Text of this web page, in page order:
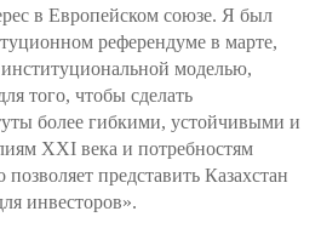
в Европейском союзе. Я был
референдуме в марте,
моделью,
того, чтобы сделать
более гибкими, устойчивыми и
XXI века и потребностям
представить Казахстан
инвесторов».